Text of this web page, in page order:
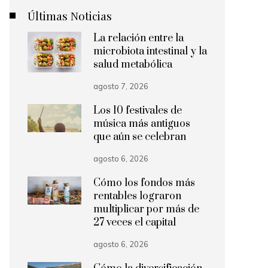
Últimas Noticias
La relación entre la
microbiota intestinal y la
salud metabólica
agosto 7, 2026
Los 10 festivales de
música más antiguos
que aún se celebran
agosto 6, 2026
Cómo los fondos más
rentables lograron
multiplicar por más de
27 veces el capital
agosto 6, 2026